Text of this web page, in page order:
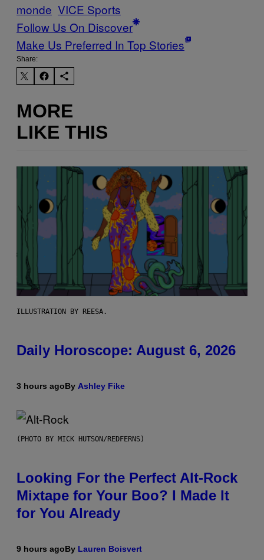
monde VICE Sports
Follow Us On Discover
Make Us Preferred In Top Stories
Share:
MORE
LIKE THIS
ILLUSTRATION BY REESA.
Daily Horoscope: August 6, 2026
3 hours agoBy Ashley Fike
(PHOTO BY MICK HUTSON/REDFERNS)
Looking For the Perfect Alt-Rock
Mixtape for Your Boo? I Made It
for You Already
9 hours agoBy Lauren Boisvert